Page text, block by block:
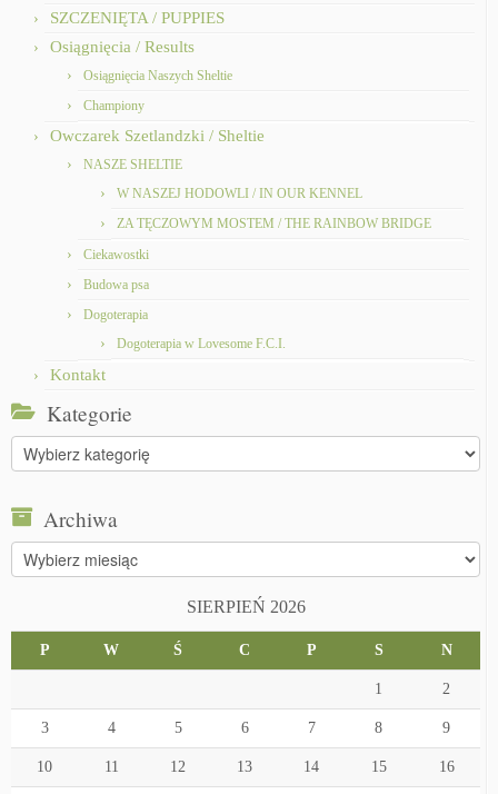
SZCZENIĘTA / PUPPIES
Osiągnięcia / Results
Osiągnięcia Naszych Sheltie
Championy
Owczarek Szetlandzki / Sheltie
NASZE SHELTIE
W NASZEJ HODOWLI / IN OUR KENNEL
ZA TĘCZOWYM MOSTEM / THE RAINBOW BRIDGE
Ciekawostki
Budowa psa
Dogoterapia
Dogoterapia w Lovesome F.C.I.
Kontakt
Kategorie
Kategorie
Archiwa
Archiwa
SIERPIEŃ 2026
P W Ś C P S N
1 2
3 4 5 6 7 8 9
10 11 12 13 14 15 16